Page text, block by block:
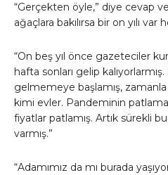
“Gerçekten öyle,” diye cevap
ağaçlara bakılırsa bir on yılı var
“On beş yıl önce gazeteciler
hafta sonları gelip kalıyorlarmış.
gelmemeye başlamış, zamanla
kimi evler. Pandeminin
fiyatlar patlamış. Artık sürekli
varmış.”
“Adamımız da mı burada